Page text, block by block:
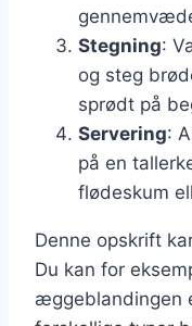
Stegning:
og steg
sprødt på
Servering:
på en
flødeskum
Denne opskrift
Du kan for
æggeblandingen